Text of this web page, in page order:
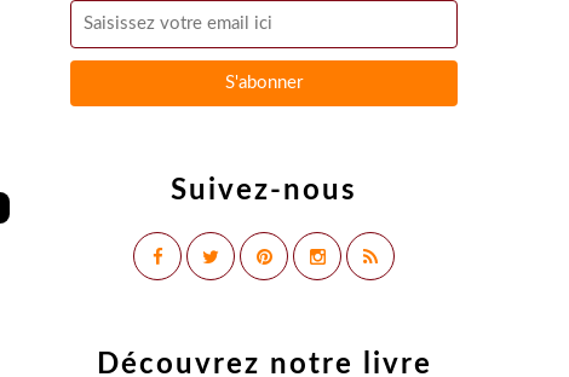
Suivez-nous
Découvrez notre livre